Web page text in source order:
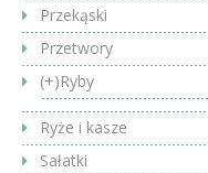
Przekąski
Przetwory
(+)Ryby
Ryże i kasze
Sałatki